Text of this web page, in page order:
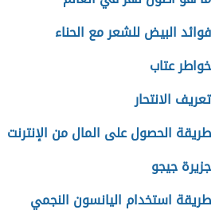
فوائد البيض للشعر مع الحناء
خواطر عتاب
تعريف الانتحار
طريقة الحصول على المال من الإنترنت
جزيرة جيجو
طريقة استخدام اليانسون النجمي